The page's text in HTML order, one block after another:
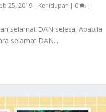
25, 2019 | Kehidupan | 0 |
selamat DAN selesa. Apabila
selamat DAN...